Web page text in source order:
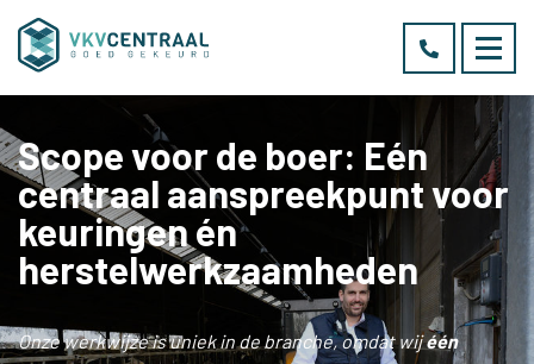
Scope voor de boer: Eén
centraal aanspreekpunt voor
keuringen én
herstelwerkzaamheden
Onze werkwijze is uniek in de branche, omdat wijéén